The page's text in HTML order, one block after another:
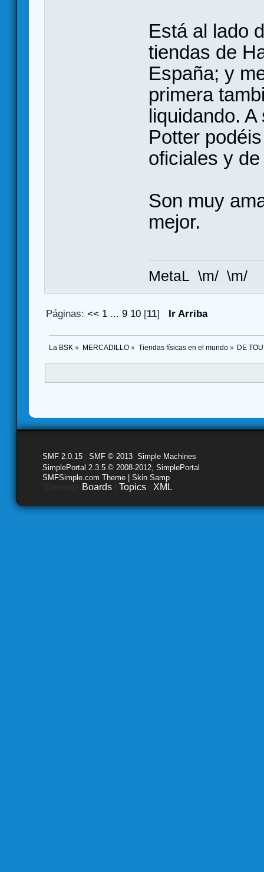
Está al lado
tiendas de
España; y
primera
liquidando.
Potter
oficiales y
Son muy
mejor.
MetaL \m/ \m/
Páginas:<< 1 ...9 10 [11] Ir Arriba
La BSK » MERCADILLO» Tiendas físicas en el mundo» DE
SMF 2.0.15 SMF © 2013 Simple Machines
SimplePortal 2.3.5 © 2008-2012, SimplePortal
SMFSimple.com Theme | Skin Samp
Boards Topics XML